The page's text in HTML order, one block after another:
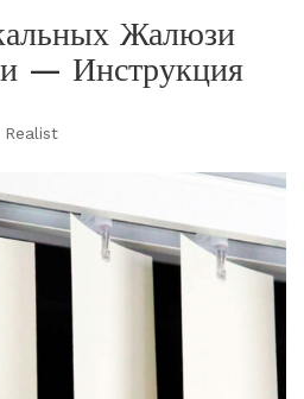
Жалюзи
— Инструкция
Realist